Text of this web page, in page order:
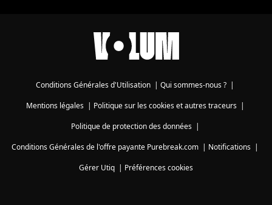
Conditions Générales d'Utilisation | Qui sommes-nous ? |
Mentions légales| Politique sur les cookies et autres traceurs|
Politique de protection des données|
Conditions Générales de l'offre payante Purebreak.com | Notifications |
Gérer Utiq | Préférences cookies